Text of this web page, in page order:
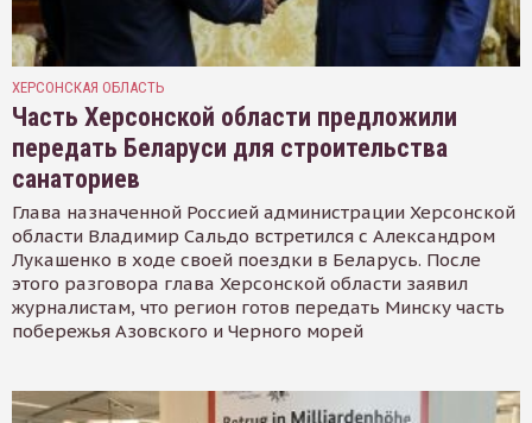
ХЕРСОНСКАЯ ОБЛАСТЬ
Часть Херсонской области предложили
передать Беларуси для строительства
санаториев
Глава назначенной Россией администрации Херсонской
области Владимир Сальдо встретился с Александром
Лукашенко в ходе своей поездки в Беларусь. После
этого разговора глава Херсонской области заявил
журналистам, что регион готов передать Минску часть
побережья Азовского и Черного морей